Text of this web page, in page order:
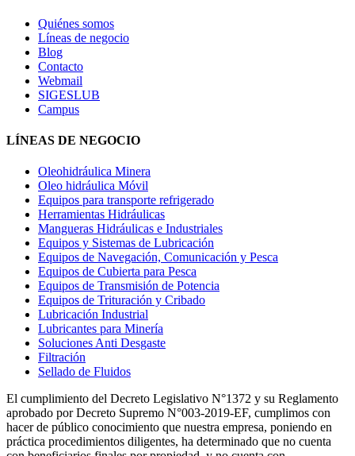
Quiénes somos
Líneas de negocio
Blog
Contacto
Webmail
SIGESLUB
Campus
LÍNEAS DE NEGOCIO
Oleohidráulica Minera
Oleo hidráulica Móvil
Equipos para transporte refrigerado
Herramientas Hidráulicas
Mangueras Hidráulicas e Industriales
Equipos y Sistemas de Lubricación
Equipos de Navegación, Comunicación y Pesca
Equipos de Cubierta para Pesca
Equipos de Transmisión de Potencia
Equipos de Trituración y Cribado
Lubricación Industrial
Lubricantes para Minería
Soluciones Anti Desgaste
Filtración
Sellado de Fluidos
El cumplimiento del Decreto Legislativo N°1372 y su Reglamento
aprobado por Decreto Supremo N°003-2019-EF, cumplimos con
hacer de público conocimiento que nuestra empresa, poniendo en
práctica procedimientos diligentes, ha determinado que no cuenta